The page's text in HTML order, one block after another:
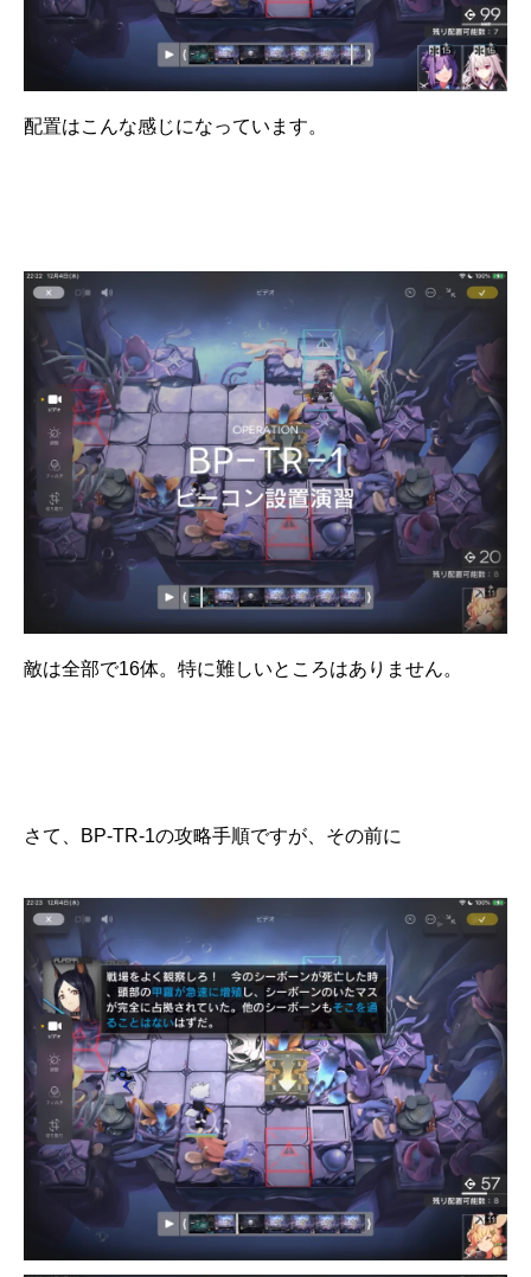
配置はこんな感じになっています。
敵は全部で16体。特に難しいところはありません。
さて、BP-TR-1の攻略手順ですが、その前に